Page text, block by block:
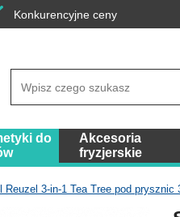
Konkurencyjne ceny
do
Akcesoria
fryzjerskie
3-in-1 Tea Tree pod prysznic